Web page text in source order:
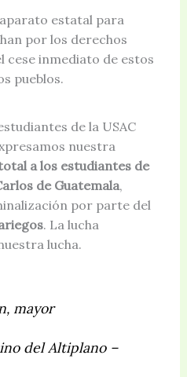
estatal para
por los derechos
cese inmediato de estos
pueblos.
de la USAC
nuestra
a los estudiantes de
de Guatemala,
por parte del
. La lucha
lucha.
mayor
del Altiplano –